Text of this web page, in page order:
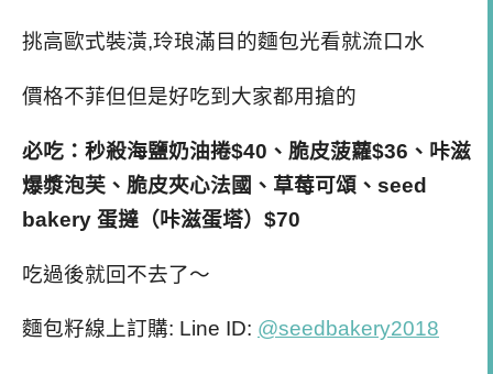
挑高歐式裝潢,玲琅滿目的麵包光看就流口水
價格不菲但但是好吃到大家都用搶的
必吃：秒殺海鹽奶油捲$40、脆皮菠蘿$36、咔滋
爆漿泡芙、脆皮夾心法國、草莓可頌、seed
bakery 蛋撻（咔滋蛋塔）$70
吃過後就回不去了～
麵包籽線上訂購: Line ID: @seedbakery2018